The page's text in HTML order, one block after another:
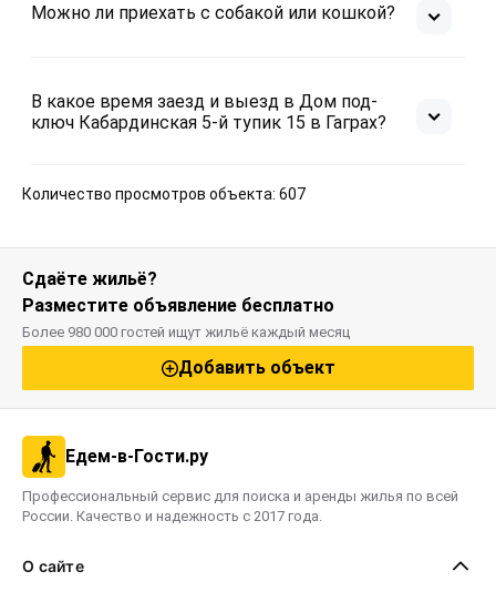
Можно ли приехать с собакой или кошкой?
В какое время заезд и выезд в Дом под-
ключ Кабардинская 5-й тупик 15 в Гаграх?
Количество просмотров объекта: 607
Сдаёте жильё?
Разместите объявление бесплатно
Более 980 000 гостей ищут жильё каждый месяц
Добавить объект
Едем-в-Гости.ру
Профессиональный сервис для поиска и аренды жилья по всей
России. Качество и надежность с 2017 года.
О сайте